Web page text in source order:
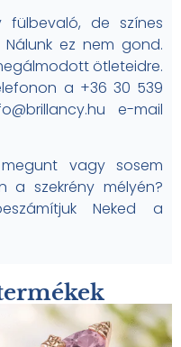
fülbevaló, de színes
ez nem gond.
ötleteidre.
a +36 30 539
e-mail
vagy sosem
a szekrény mélyén?
Neked a